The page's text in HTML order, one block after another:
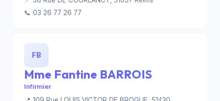
📞 03 26 77 26 77
FB
Mme Fantine BARROIS
Infirmier